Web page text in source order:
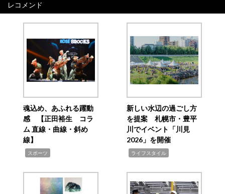
レコメンド
魂込め、あふれる躍動
感 【正田裕生 コラ
ム 直線・曲線・斜め
線】
スポーツ
新しい水辺の過ごし方
を提案 札幌市・豊平
川でイベント「川見
2026」を開催
ライフスタイル